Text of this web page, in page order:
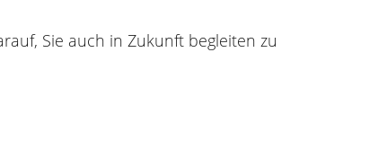
Sie auch in Zukunft begleiten zu